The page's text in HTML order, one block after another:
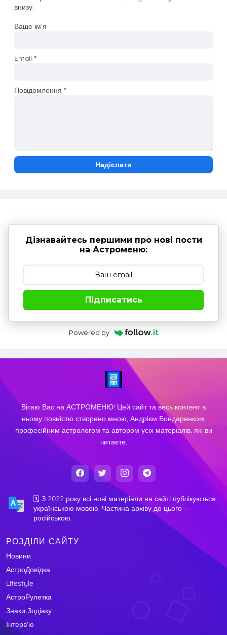
внизу.
Ваше ім’я
Email*
Повідомлення*
Дізнавайтесь першими про нові пости
на Астроменю:
Підписатись
Powered by
Вітаю Вас на АСТРОМЕНЮ! Цей сайт та весь контент в
ньому повністю створено мною, Андрієм Бондаренком,
професійним астрологом та автором усіх матеріалів, які ви
читаєте.
🗓️ З 2022 року всі нові матеріали на сайті публікуються
українською мовою. Частина архіву до цього —
російською.
РОЗДІЛИ САЙТУ
Новини
АстроДовідка
Lifestyle
АстроРулетка
Знаки Зодіаку
Інтерв'ю